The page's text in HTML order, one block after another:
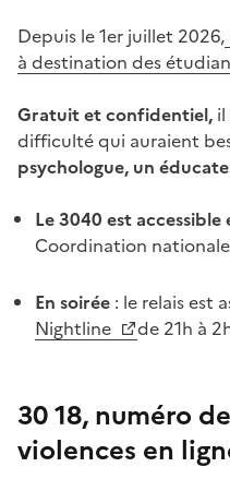
Depuis le 1er juillet 2026,
à destination des
Gratuit et confidentiel,
difficulté qui auraient
psychologue, un
Le 3040 est accessible
Coordination
En soirée : le relais est
Nightline
de 21h à
30 18, numéro
violences en